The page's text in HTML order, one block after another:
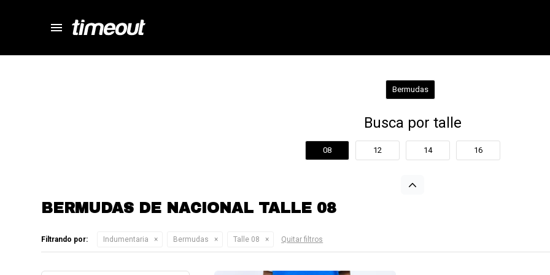
menu
Bermudas
Busca por talle
08 12 14 16
BERMUDAS DE NACIONAL TALLE 08
Filtrando por: Indumentaria Bermudas Talle 08 Quitar filtros
close
store
local_shipping